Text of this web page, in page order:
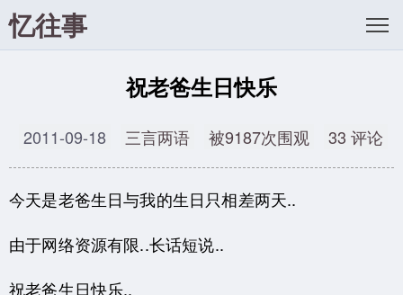
忆往事
祝老爸生日快乐
2011-09-18 三言两语 被9187次围观 33 评论
今天是老爸生日与我的生日只相差两天..
由于网络资源有限..长话短说..
祝老爸生日快乐..